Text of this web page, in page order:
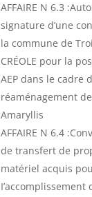
AFFAIRE N 6.3
signature d’une
la commune de
CRÉOLE pour la
AEP dans le cadre
réaménagement
Amaryllis
AFFAIRE N 6.4
de transfert de
matériel acquis
I’accomplissement